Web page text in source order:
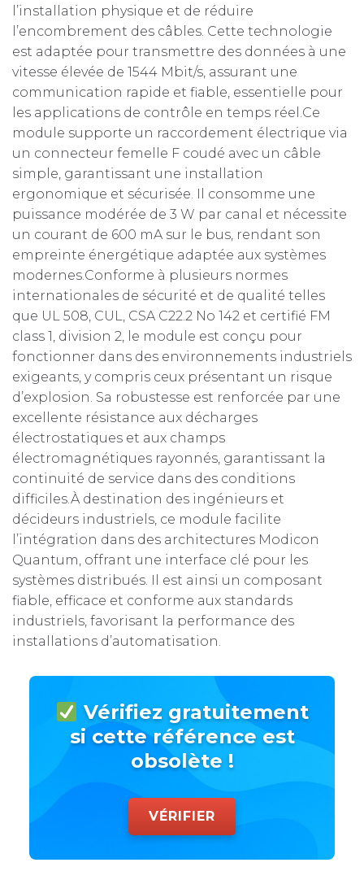
l’installation physique et de réduire
l’encombrement des câbles. Cette technologie
est adaptée pour transmettre des données à une
vitesse élevée de 1544 Mbit/s, assurant une
communication rapide et fiable, essentielle pour
les applications de contrôle en temps réel.Ce
module supporte un raccordement électrique via
un connecteur femelle F coudé avec un câble
simple, garantissant une installation
ergonomique et sécurisée. Il consomme une
puissance modérée de 3 W par canal et nécessite
un courant de 600 mA sur le bus, rendant son
empreinte énergétique adaptée aux systèmes
modernes.Conforme à plusieurs normes
internationales de sécurité et de qualité telles
que UL 508, CUL, CSA C22.2 No 142 et certifié FM
class 1, division 2, le module est conçu pour
fonctionner dans des environnements industriels
exigeants, y compris ceux présentant un risque
d’explosion. Sa robustesse est renforcée par une
excellente résistance aux décharges
électrostatiques et aux champs
électromagnétiques rayonnés, garantissant la
continuité de service dans des conditions
difficiles.À destination des ingénieurs et
décideurs industriels, ce module facilite
l’intégration dans des architectures Modicon
Quantum, offrant une interface clé pour les
systèmes distribués. Il est ainsi un composant
fiable, efficace et conforme aux standards
industriels, favorisant la performance des
installations d’automatisation.
Vérifiez gratuitement
si cette référence est
obsolète !
VÉRIFIER